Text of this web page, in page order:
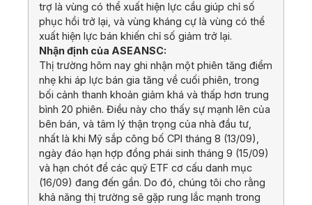
trợ là vùng có thể xuất hiện lực cầu giúp chỉ số
phục hồi trở lại, và vùng kháng cự là vùng có thể
xuất hiện lực bán khiến chỉ số giảm trở lại.
Nhận định của ASEANSC:
Thị trường hôm nay ghi nhận một phiên tăng điểm
nhẹ khi áp lực bán gia tăng về cuối phiên, trong
bối cảnh thanh khoản giảm khá và thấp hơn trung
bình 20 phiên. Điều này cho thấy sự mạnh lên của
bên bán, và tâm lý thận trọng của nhà đầu tư,
nhất là khi Mỹ sắp công bố CPI tháng 8 (13/09),
ngày đáo hạn hợp đồng phái sinh tháng 9 (15/09)
và hạn chót để các quỹ ETF cơ cấu danh mục
(16/09) đang đến gần. Do đó, chúng tôi cho rằng
khả năng thị trường sẽ gặp rung lắc mạnh trong